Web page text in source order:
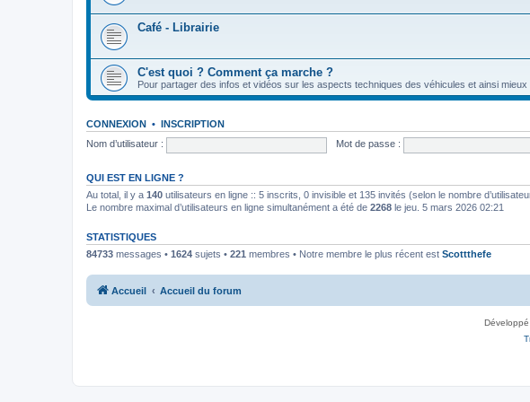
Café - Librairie
C'est quoi ? Comment ça marche ?
Pour partager des infos et vidéos sur les aspects techniques des véhicules et ainsi mieux
CONNEXION • INSCRIPTION
Nom d’utilisateur :
Mot de passe :
QUI EST EN LIGNE ?
Au total, il y a 140 utilisateurs en ligne :: 5 inscrits, 0 invisible et 135 invités (selon le nombre
Le nombre maximal d’utilisateurs en ligne simultanément a été de 2268 le jeu. 5 mars 2026 02:21
STATISTIQUES
84733 messages • 1624 sujets • 221 membres • Notre membre le plus récent est Scottthefe
Accueil Accueil du forum